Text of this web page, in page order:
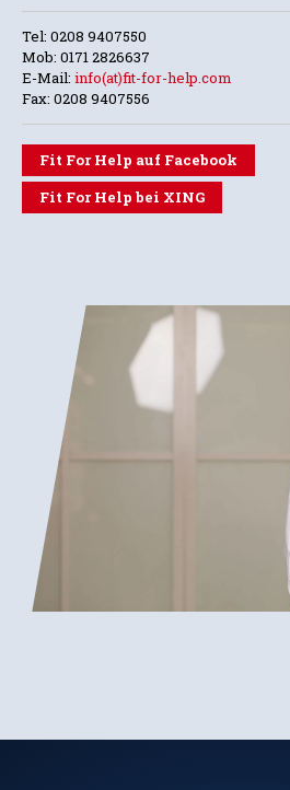
Tel: 0208 9407550
Mob: 0171 2826637
E-Mail: info(at)fit-for-help.com
Fax: 0208 9407556
Fit For Help auf Facebook
Fit For Help bei XING